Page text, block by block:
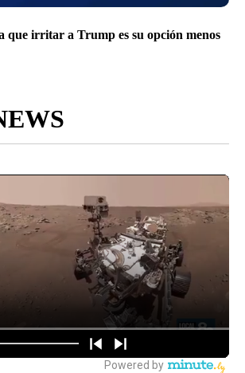
que irritar a Trump es su opción menos